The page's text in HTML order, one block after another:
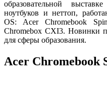
образовательной
ноутбуков и неттоп,
OS: Acer Chromebook
Chromebox CXI3. Новинки
для сферы образования.
Acer Chromebook